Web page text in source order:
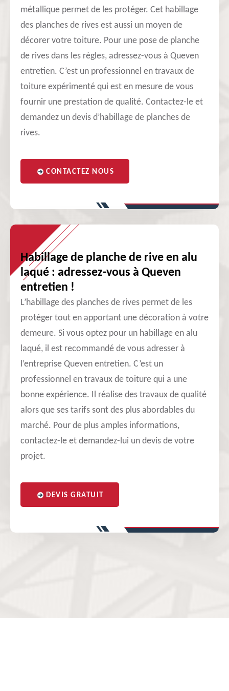
métallique permet de les protéger. Cet habillage
des planches de rives est aussi un moyen de
décorer votre toiture. Pour une pose de planche
de rives dans les règles, adressez-vous à Queven
entretien. C’est un professionnel en travaux de
toiture expérimenté qui est en mesure de vous
fournir une prestation de qualité. Contactez-le et
demandez un devis d’habillage de planches de
rives.
CONTACTEZ NOUS
Habillage de planche de rive en alu
laqué : adressez-vous à Queven
entretien !
L’habillage des planches de rives permet de les
protéger tout en apportant une décoration à votre
demeure. Si vous optez pour un habillage en alu
laqué, il est recommandé de vous adresser à
l’entreprise Queven entretien. C’est un
professionnel en travaux de toiture qui a une
bonne expérience. Il réalise des travaux de qualité
alors que ses tarifs sont des plus abordables du
marché. Pour de plus amples informations,
contactez-le et demandez-lui un devis de votre
projet.
DEVIS GRATUIT